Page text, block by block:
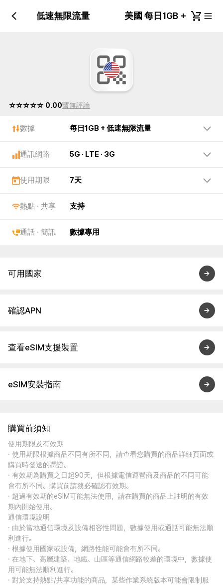
1GB + 低速無限流量 美國 每日1GB + 低速
☆☆☆☆☆ 0.00暫無評論
數據 每日1GB + 低速無限流量
通訊網路 5G · LTE · 3G
使用期限 7天
熱點 · 共享 支持
通話 · 簡訊 數據專用
可用國家
確認APN
查看eSIM支援裝置
eSIM安裝指南
購買前須知
使用期限及有效期
· 使用期限根據商品不同有所不同，請查看您購買的商品詳細頁面或
購買時發送的憑證。
· 有效期為購買之日起90天，但根據電信運營商及商品的不同可能
會有所不同。購買前請務必確認有效期。
· 超過有效期的eSIM可能無法使用，請在購買的商品上註明的有效
期內開始使用。
通信環境說明
· 由於當地通信環境及設備相容性問題，數據使用或通話可能無法順
利進行。
· 根據使用國家或設備，網路性能可能會有所不同。
· 在地下、高層建築、地鐵、山區等通信網路較差的環境中，數據使
用可能無法順利進行。
· 對於支持熱點/共享功能的商品，某些作業系統版本可能會限制服